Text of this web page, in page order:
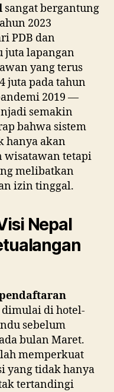
sangat bergantung
2023
PDB dan
juta lapangan
yang terus
juta pada tahun
2019 —
semakin
bahwa sistem
hanya akan
wisatawan tetapi
melibatkan
izin tinggal.
Nepal
di hotel-
sebelum
bulan Maret.
memperkuat
yang tidak hanya
tertandingi